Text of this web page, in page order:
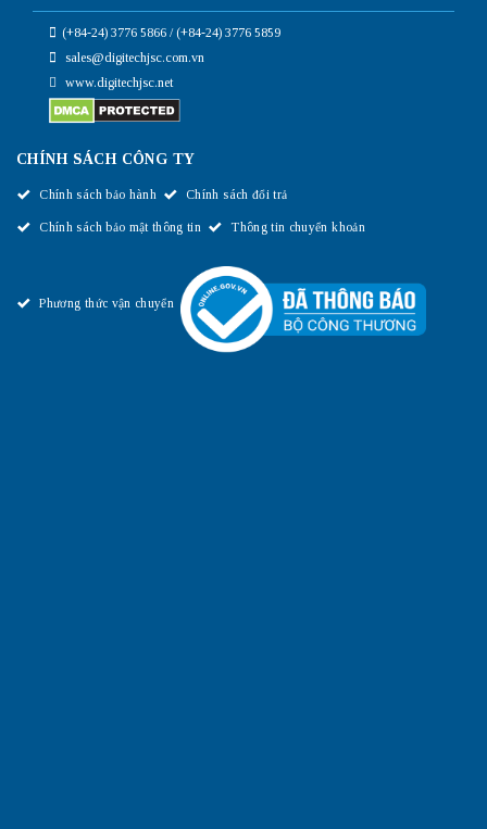
(+84-24) 3776 5866 / (+84-24) 3776 5859
sales@digitechjsc.com.vn
www.digitechjsc.net
CHÍNH SÁCH CÔNG TY
Chính sách bảo hành Chính sách đổi trả
Chính sách bảo mật thông tin Thông tin chuyển khoản
Phương thức vận chuyển